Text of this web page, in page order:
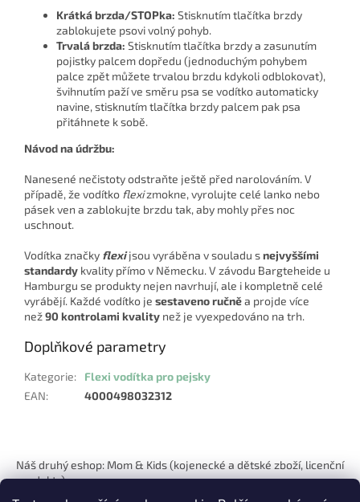
Krátká brzda/STOPka: Stisknutím tlačítka brzdy
zablokujete psovi volný pohyb.
Trvalá brzda: Stisknutím tlačítka brzdy a zasunutím
pojistky palcem dopředu (jednoduchým pohybem
palce zpět můžete trvalou brzdu kdykoli odblokovat),
švihnutím paží ve směru psa se vodítko automaticky
navine, stisknutím tlačítka brzdy palcem pak psa
přitáhnete k sobě.
Návod na údržbu:
Nanesené nečistoty odstraňte ještě před narolováním. V
případě, že vodítko flexizmokne, vyrolujte celé lanko nebo
pásek ven a zablokujte brzdu tak, aby mohly přes noc
uschnout.
Vodítka značky flexijsou vyráběna v souladu snejvyššími
standardy kvality přímo v Německu. V závodu Bargteheide u
Hamburgu se produkty nejen navrhují, ale i kompletně celé
vyrábějí. Každé vodítko je sestaveno ručněa projde více
než90 kontrolami kvality než je vyexpedováno na trh.
Doplňkové parametry
Kategorie:
Flexi vodítka pro pejsky
EAN: 4000498032312
p
Náš druhý eshop: Mom & Kids (kojenecké a dětské zboží, licenční
produkty)